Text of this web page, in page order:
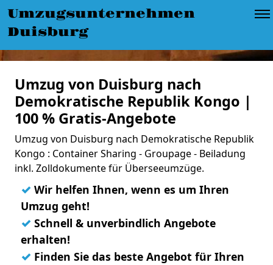
Umzugsunternehmen
Duisburg
Umzug von Duisburg nach
Demokratische Republik Kongo |
100 % Gratis-Angebote
Umzug von Duisburg nach Demokratische Republik
Kongo : Container Sharing - Groupage - Beiladung
inkl. Zolldokumente für Überseeumzüge.
✓ Wir helfen Ihnen, wenn es um Ihren
Umzug geht!
✓ Schnell & unverbindlich Angebote
erhalten!
✓ Finden Sie das beste Angebot für Ihren